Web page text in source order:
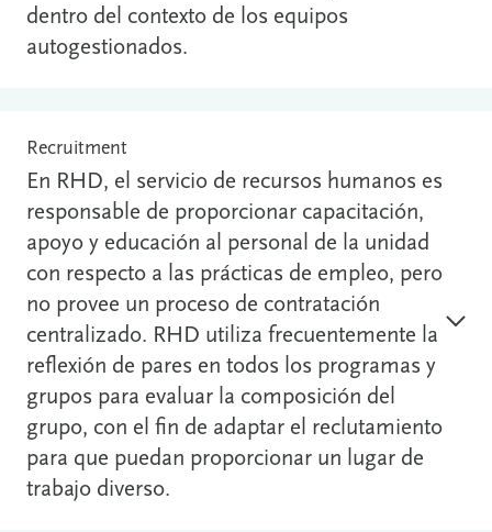
dentro del contexto de los equipos
autogestionados.
Recruitment
En RHD, el servicio de recursos humanos es
responsable de proporcionar capacitación,
apoyo y educación al personal de la unidad
con respecto a las prácticas de empleo, pero
no provee un proceso de contratación
centralizado. RHD utiliza frecuentemente la
reflexión de pares en todos los programas y
grupos para evaluar la composición del
grupo, con el fin de adaptar el reclutamiento
para que puedan proporcionar un lugar de
trabajo diverso.